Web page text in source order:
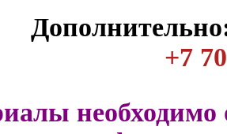
+7
необходимо